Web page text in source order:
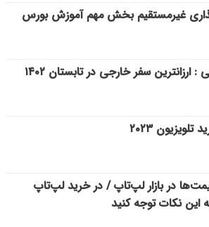
غیرمستقیم بخش مهم آموزش بورس
: ارزانترین سفر خارجی در تابستان ۱۴۰۲
۲۰۲۳
در بازار لپ‌تاپ / در خرید لپ‌تاپ
این نکات توجه کنید